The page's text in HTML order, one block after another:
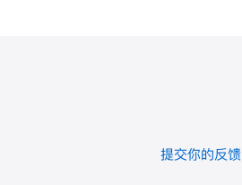
提交你的反馈